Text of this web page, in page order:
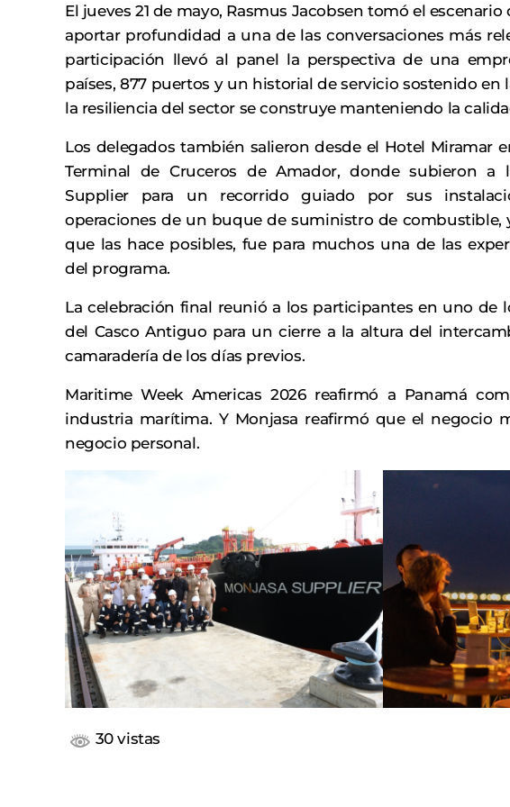
El jueves 21 de mayo, Rasmus Jacobsen tomó el
aportar profundidad a una de las conversaciones más
participación llevó al panel la perspectiva de una
países, 877 puertos y un historial de servicio sostenido en
la resiliencia del sector se construye manteniendo la
Los delegados también salieron desde el Hotel Miramar
Terminal de Cruceros de Amador, donde subieron a
Supplier para un recorrido guiado por sus
operaciones de un buque de suministro de combustible,
que las hace posibles, fue para muchos una de las
del programa.
La celebración final reunió a los participantes en uno de
del Casco Antiguo para un cierre a la altura del
camaradería de los días previos.
Maritime Week Americas 2026 reafirmó a Panamá
industria marítima. Y Monjasa reafirmó que el negocio
negocio personal.
30 vistas